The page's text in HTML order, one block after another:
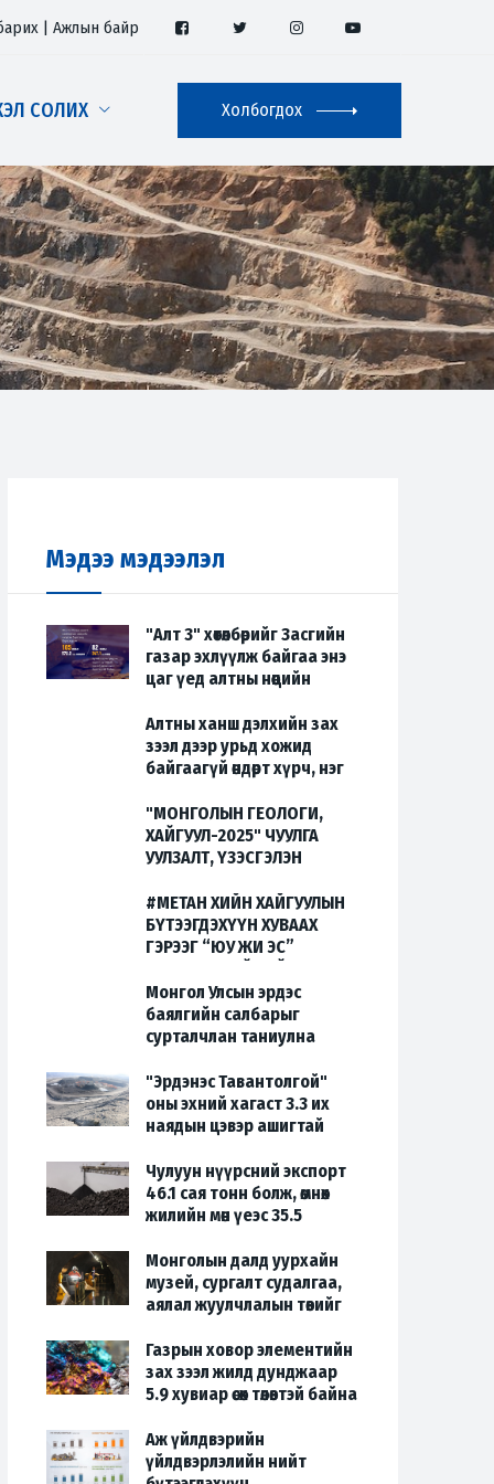
| Ажлын байр
СОЛИХ Холбогдох
Мэдээ мэдээлэл
"Алт 3" хөтөлбөрийг Засгийн
газар эхлүүлж байгаа энэ
цаг үед алтны нөөцийн
хуваалцаж байна.
2025-05-12
Алтны ханш дэлхийн зах
зээл дээр урьд хожид
байгаагүй өндөрт хүрч, нэг
болж түүхэнд шинэ хуудас
нээлээ.
2025-03-28
"МОНГОЛЫН ГЕОЛОГИ,
ХАЙГУУЛ-2025" ЧУУЛГА
УУЛЗАЛТ, ҮЗЭСГЭЛЭН
#МЕТАН ХИЙН ХАЙГУУЛЫН
БҮТЭЭГДЭХҮҮН ХУВААХ
ГЭРЭЭГ “ЮУ ЖИ ЭС”
2024-11-25
Монгол Улсын эрдэс
баялгийн салбарыг
сурталчлан таниулна
"Эрдэнэс Тавантолгой"
оны эхний хагаст 3.3 их
наядын цэвэр ашигтай
2024-08-20
Чулуун нүүрсний экспорт
46.1 сая тонн болж, өмнөх
жилийн мөн үеэс 35.5
2024-08-08
Монголын далд уурхайн
музей, сургалт судалгаа,
аялал жуулчлалын төвийг
2024-08-08
Газрын ховор элементийн
зах зээл жилд дунджаар
5.9 хувиар өсөх төлөвтэй байна
Аж үйлдвэрийн
үйлдвэрлэлийн нийт